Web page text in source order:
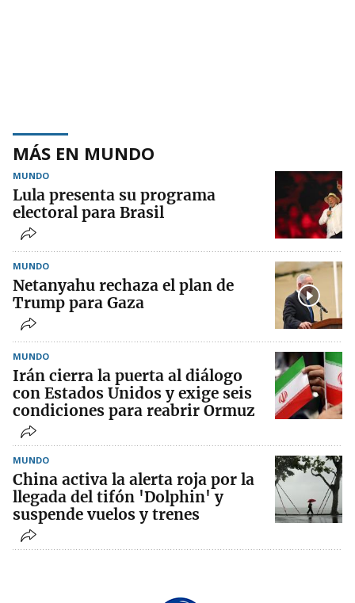
MÁS EN MUNDO
MUNDO
Lula presenta su programa
electoral para Brasil
MUNDO
Netanyahu rechaza el plan de
Trump para Gaza
MUNDO
Irán cierra la puerta al diálogo
con Estados Unidos y exige seis
condiciones para reabrir Ormuz
MUNDO
China activa la alerta roja por la
llegada del tifón 'Dolphin' y
suspende vuelos y trenes